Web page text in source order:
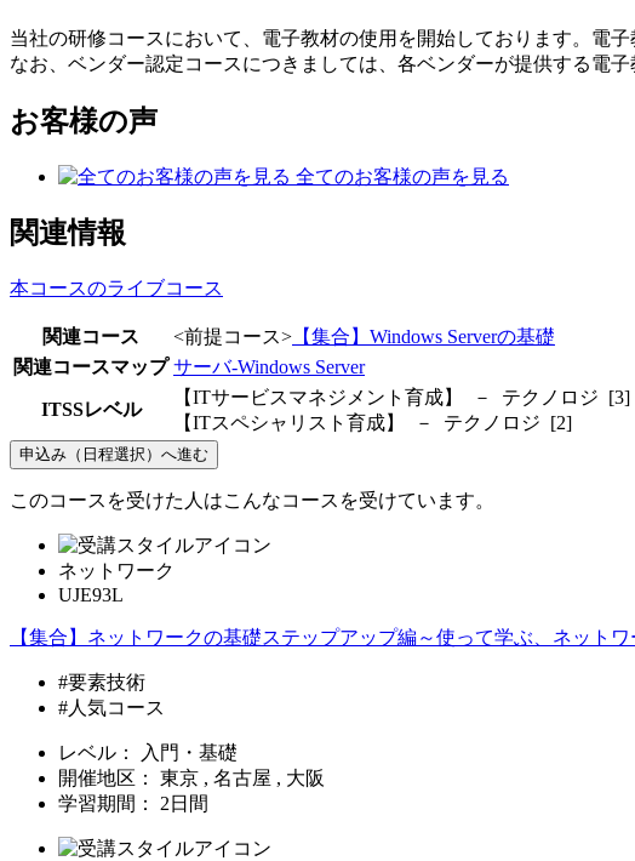
当社の研修コースにおいて、電子教材の使用を開始しております。電子
なお、ベンダー認定コースにつきましては、各ベンダーが提供する電
お客様の声
全てのお客様の声を見る
関連情報
本コースのライブコース
関連コース <前提コース> 【集合】Windows Serverの基礎
関連コースマップ サーバ-Windows Server
ITSSレベル
【ITサービスマネジメント育成】 － テクノロジ [3]
【ITスペシャリスト育成】 － テクノロジ [2]
申込み（日程選択）へ進む
このコースを受けた人はこんなコースを受けています。
ネットワーク
UJE93L
【集合】ネットワークの基礎ステップアップ編～使って学ぶ、ネット
#要素技術
#人気コース
レベル：
入門・基礎
開催地区：
東京 , 名古屋 , 大阪
学習期間：
2日間